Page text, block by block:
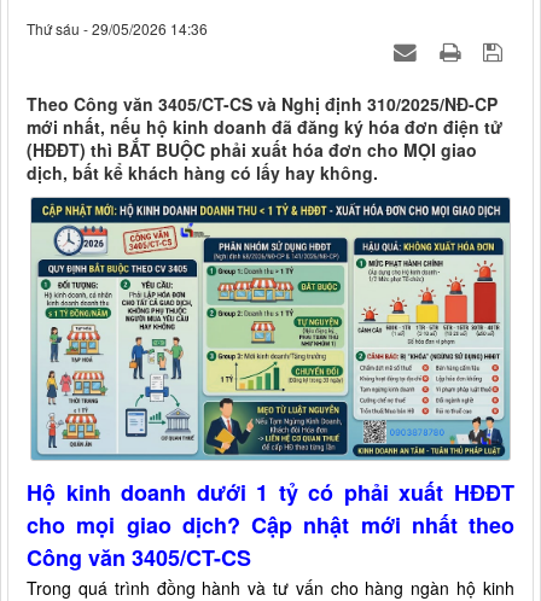
Thứ sáu - 29/05/2026 14:36
Theo Công văn 3405/CT-CS và Nghị định 310/2025/NĐ-CP
mới nhất, nếu hộ kinh doanh đã đăng ký hóa đơn điện tử
(HĐĐT) thì BẮT BUỘC phải xuất hóa đơn cho MỌI giao
dịch, bất kể khách hàng có lấy hay không.
Hộ kinh doanh dưới 1 tỷ có phải xuất HĐĐT
cho mọi giao dịch? Cập nhật mới nhất theo
Công văn 3405/CT-CS
Trong quá trình đồng hành và tư vấn cho hàng ngàn hộ kinh